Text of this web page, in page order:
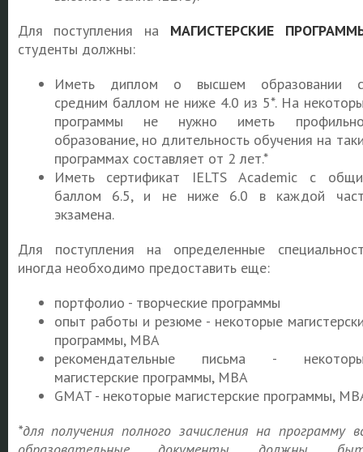
Для поступления на МАГИСТЕРСКИЕ
студенты должны:
Иметь диплом о высшем образовании
средним баллом не ниже 4.0 из 5*. На
программы не нужно иметь
образование, но длительность обучения на
программах составляет от 2 лет.*
Иметь сертификат IELTS Academic с
баллом 6.5, и не ниже 6.0 в каждой
экзамена.
Для поступления на определенные
иногда необходимо предоставить еще:
портфолио - творческие программы
опыт работы и резюме - некоторые
программы, MBA
рекомендательные письма -
магистерские программы, MBA
GMAT - некоторые магистерские программы,
*для получения полного зачисления на программу